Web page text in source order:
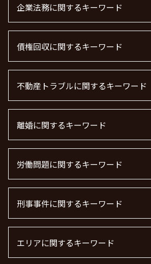
企業法務に関するキーワード
企業法務とは
顧問弁護士とは
企業法務 弁護士
下請法 改正 2026
顧問弁護士 費用
顧問弁護士 契約
m&a 弁護士 費用
m&a 弁護士
企業法務
顧問弁護士
顧問弁護士 個人事業主
顧問弁護士 メリット
顧問弁護士 費用 中小企業
債権回収に関するキーワード
債権回収 時効
借金 時効 個人
債権回収 弁護士
借金 時効の援用 その後
債権回収 個人
弁護士 債権回収 流れ
売掛金 未回収
債権回収 弁護士 完全成功報酬
債権回収
債権回収 弁護士 費用
不動産トラブルに関するキーワード
管理会社 トラブル 相談
不動産 トラブル 相談 東京都
不動産トラブル 弁護士
不動産 トラブル相談
賃貸 苦情 どこに
不動産屋 トラブル 相談
不動産トラブル
不動産賃貸 弁護士
離婚に関するキーワード
面会交流 権利
離婚裁判
離婚 慰謝料 相場
離婚 慰謝料請求
離婚 慰謝料なし
離婚 慰謝料 種類
離婚 慰謝料 相場 年収
労働問題に関するキーワード
労働問題 弁護士
労働問題 種類
労働問題に強い弁護士 東京
労働問題 解決策
労働問題 相談
刑事事件に関するキーワード
脅迫罪 構成要件
痴漢 逮捕 弁護士
エリアに関するキーワード